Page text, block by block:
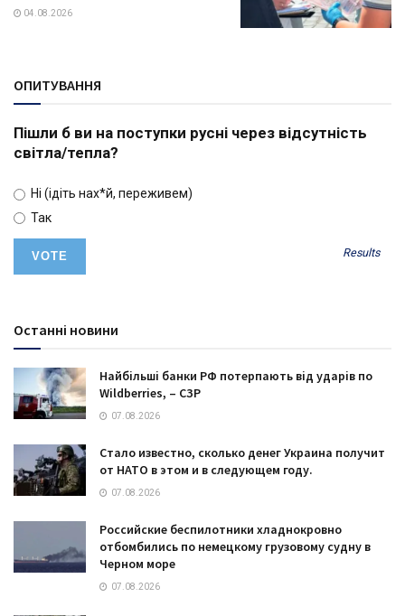
04.08.2026
ОПИТУВАННЯ
Пішли б ви на поступки русні через відсутність
світла/тепла?
Ні (ідіть нах*й, переживем)
Так
Results
Останні новини
Найбільші банки РФ потерпають від ударів по
Wildberries, – СЗР
07.08.2026
Стало известно, сколько денег Украина получит
от НАТО в этом и в следующем году.
07.08.2026
Российские беспилотники хладнокровно
отбомбились по немецкому грузовому судну в
Черном море
07.08.2026